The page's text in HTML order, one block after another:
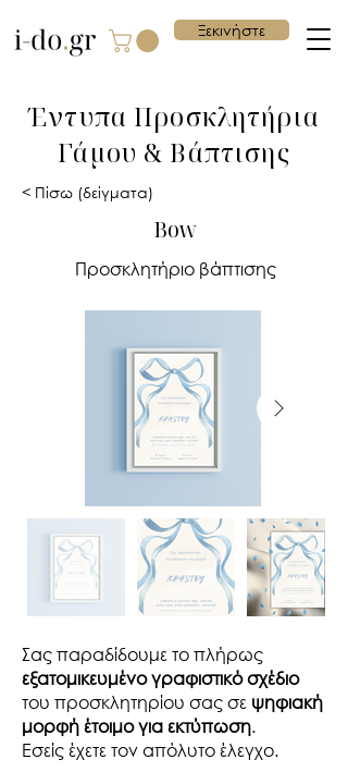
Ξεκινήστε
Έντυπα Προσκλητήρια
Γάμου & Βάπτισης
< Πίσω (δείγματα)
τη
συλλογή
Bow
Προσκλητήριο βάπτισης
Σας παραδίδουμε το πλήρως
εξατομικευμένο γραφιστικό σχέδιο
του προσκλητηρίου σας σε ψηφιακή
μορφή έτοιμο για εκτύπωση.
Εσείς έχετε τον απόλυτο έλεγχο.​